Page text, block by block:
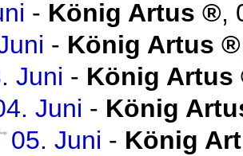
- König Artus ,
- König Artus
Juni - König Artus
Juni - König
05. Juni - König